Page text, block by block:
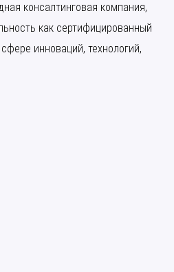
консалтинговая компания,
как сертифицированный
инноваций, технологий,